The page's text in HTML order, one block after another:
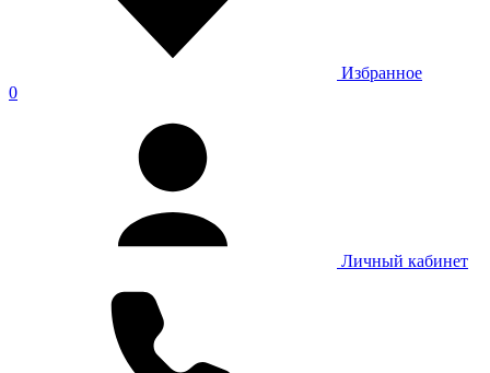
Избранное
0
Личный кабинет